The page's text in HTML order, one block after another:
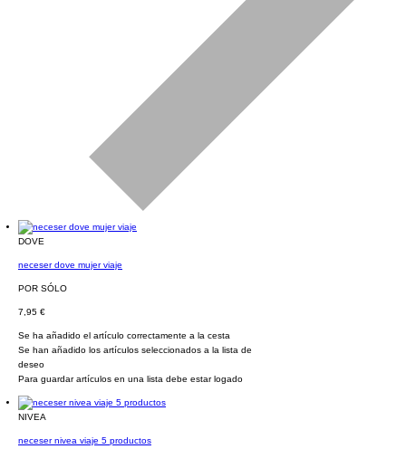
DOVE
neceser dove mujer viaje
POR SÓLO
7,95 €
Se ha añadido el artículo correctamente a la cesta
Se han añadido los artículos seleccionados a la lista de
deseo
Para guardar artículos en una lista debe estar logado
NIVEA
neceser nivea viaje 5 productos